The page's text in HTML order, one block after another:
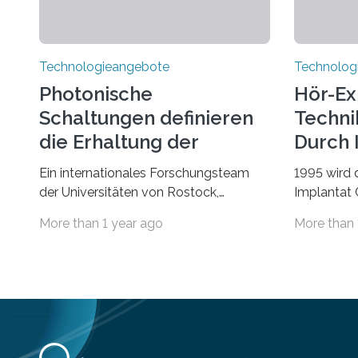
Technologieangebote
Photonische
Schaltungen definieren
die Erhaltung der
Quantenverschränkung
neu
Ein internationales Forschungsteam
der Universitäten von Rostock,
Pennsylvania State und Saint Louis hat
optische Verschränkung. Ihre
Entdeckung wurde online am 28. März
2025 in der renommierten
More than 1 year ago
Hör-
Durch
1995 wird
Implantat
More than